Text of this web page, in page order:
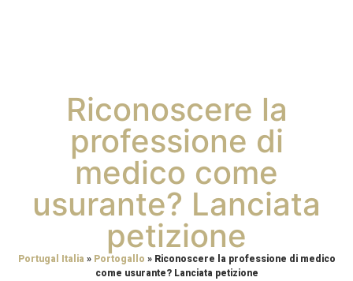
Riconoscere la
professione di
medico come
usurante? Lanciata
petizione
Portugal Italia » Portogallo » Riconoscere la professione di medico
come usurante? Lanciata petizione